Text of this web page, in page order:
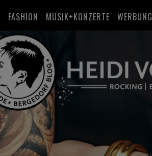
FASHION MUSIK+KONZERTE WERBUNG